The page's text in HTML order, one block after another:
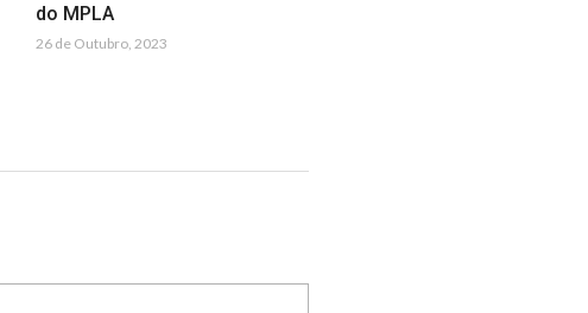
do MPLA
26 de Outubro, 2023